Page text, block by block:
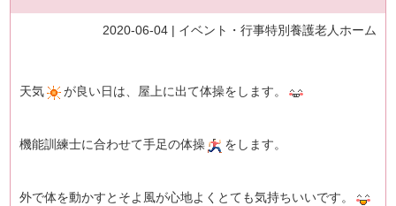
2020-06-04 | イベント・行事特別養護老人ホーム
天気 が良い日は、屋上に出て体操をします。
機能訓練士に合わせて手足の体操 をします。
外で体を動かすとそよ風が心地よくとても気持ちいいです。